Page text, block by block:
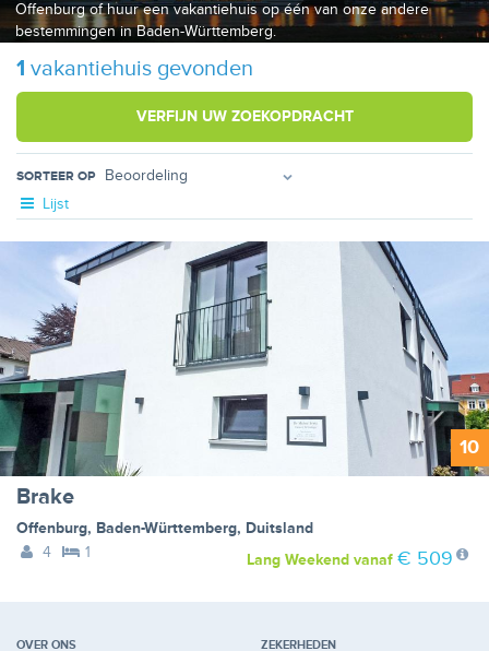
Offenburg of huur een vakantiehuis op één van onze andere
bestemmingen in Baden-Württemberg.
1 vakantiehuis gevonden
VERFIJN UW ZOEKOPDRACHT
SORTEER OP
Lijst
10
Brake
Offenburg, Baden-Württemberg, Duitsland
4
1 Lang Weekendvanaf € 509
OVER ONS ZEKERHEDEN